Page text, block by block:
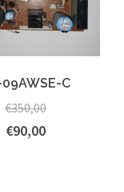
C
€350,00
€90,00